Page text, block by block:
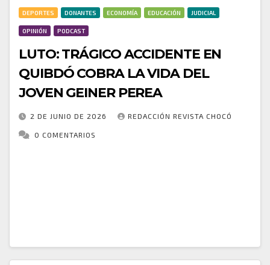
DEPORTES DONANTES ECONOMÍA EDUCACIÓN JUDICIAL
OPINIÓN PODCAST
LUTO: TRÁGICO ACCIDENTE EN
QUIBDÓ COBRA LA VIDA DEL
JOVEN GEINER PEREA
2 DE JUNIO DE 2026 REDACCIÓN REVISTA CHOCÓ
0 COMENTARIOS